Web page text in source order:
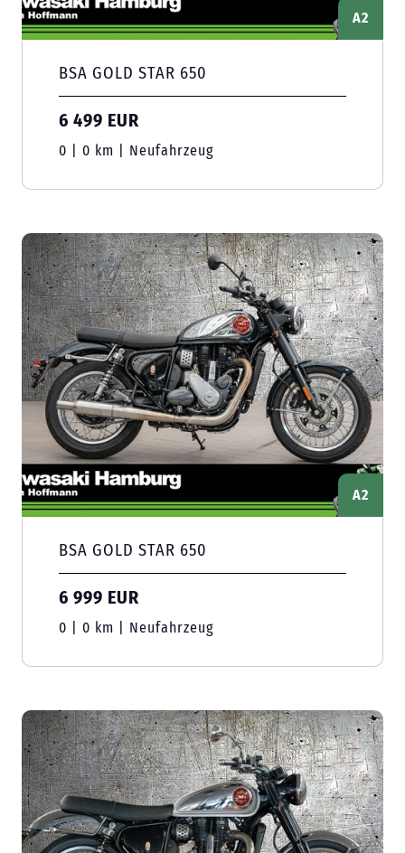
A2
BSA GOLD STAR 650
6 499 EUR
0 | 0 km | Neufahrzeug
A2
BSA GOLD STAR 650
6 999 EUR
0 | 0 km | Neufahrzeug